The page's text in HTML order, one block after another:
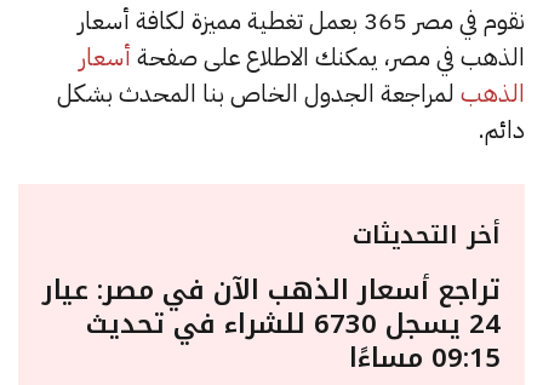
نقوم في مصر 365 بعمل تغطية مميزة لكافة أسعار
الذهب في مصر، يمكنك الاطلاع على صفحة أسعار
الذهب لمراجعة الجدول الخاص بنا المحدث بشكل
دائم.
أخر التحديثات
تراجع أسعار الذهب الآن في مصر: عيار
24 يسجل 6730 للشراء في تحديث
09:15 مساءًا